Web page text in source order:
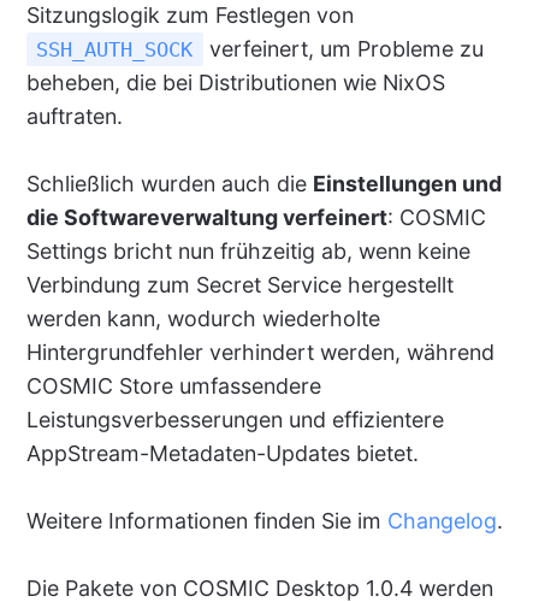
Sitzungslogik zum Festlegen von
SSH_AUTH_SOCK
verfeinert, um Probleme zu
beheben, die bei Distributionen wie NixOS
auftraten.
Schließlich wurden auch die Einstellungen und
die Softwareverwaltung verfeinert: COSMIC
Settings bricht nun frühzeitig ab, wenn keine
Verbindung zum Secret Service hergestellt
werden kann, wodurch wiederholte
Hintergrundfehler verhindert werden, während
COSMIC Store umfassendere
Leistungsverbesserungen und effizientere
AppStream-Metadaten-Updates bietet.
Weitere Informationen finden Sie im Changelog.
Die Pakete von COSMIC Desktop 1.0.4 werden